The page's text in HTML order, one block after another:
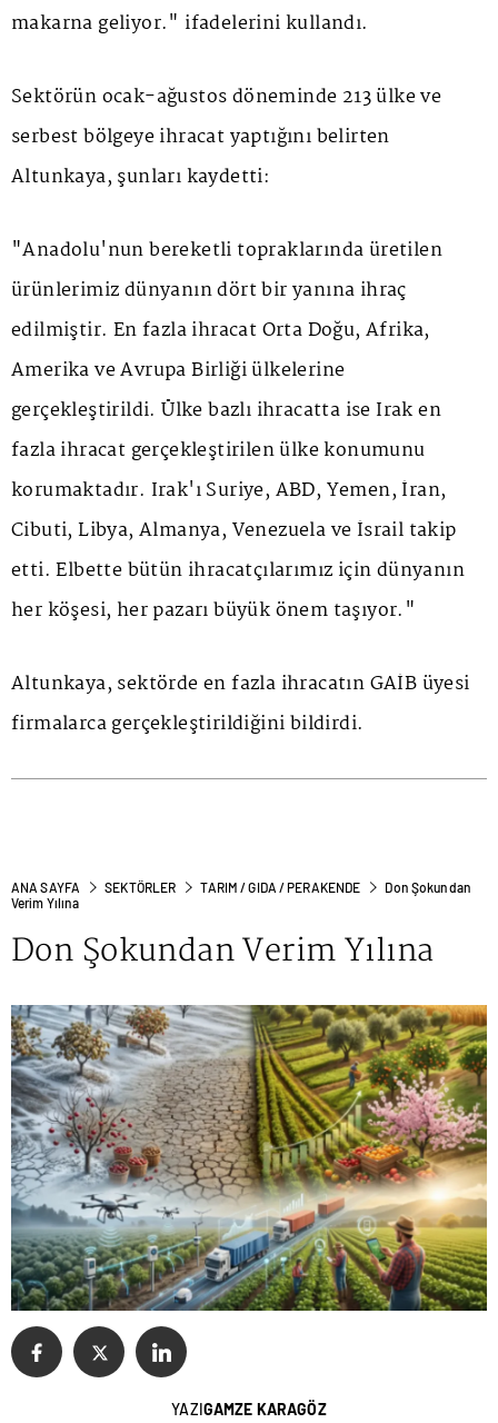
makarna geliyor." ifadelerini kullandı.
Sektörün ocak-ağustos döneminde 213 ülke ve
serbest bölgeye ihracat yaptığını belirten
Altunkaya, şunları kaydetti:
"Anadolu'nun bereketli topraklarında üretilen
ürünlerimiz dünyanın dört bir yanına ihraç
edilmiştir. En fazla ihracat Orta Doğu, Afrika,
Amerika ve Avrupa Birliği ülkelerine
gerçekleştirildi. Ülke bazlı ihracatta ise Irak en
fazla ihracat gerçekleştirilen ülke konumunu
korumaktadır. Irak'ı Suriye, ABD, Yemen, İran,
Cibuti, Libya, Almanya, Venezuela ve İsrail takip
etti. Elbette bütün ihracatçılarımız için dünyanın
her köşesi, her pazarı büyük önem taşıyor."
Altunkaya, sektörde en fazla ihracatın GAİB üyesi
firmalarca gerçekleştirildiğini bildirdi.
ANA SAYFA SEKTÖRLER TARIM / GIDA / PERAKENDE
Don Şokundan
Verim Yılına
Don Şokundan Verim Yılına
YAZIGAMZE KARAGÖZ